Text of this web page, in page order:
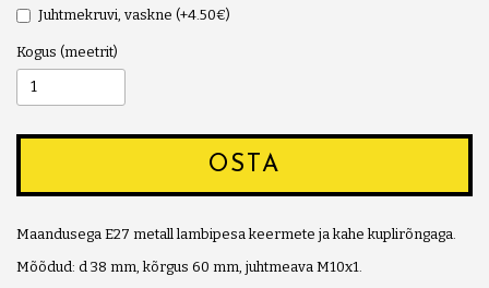
Juhtmekruvi, vaskne (+4.50€)
Kogus
OSTA
Maandusega E27 metall lambipesa keermete ja kahe kuplirõngaga.
Mõõdud: d 38 mm, kõrgus 60 mm, juhtmeava M10x1.